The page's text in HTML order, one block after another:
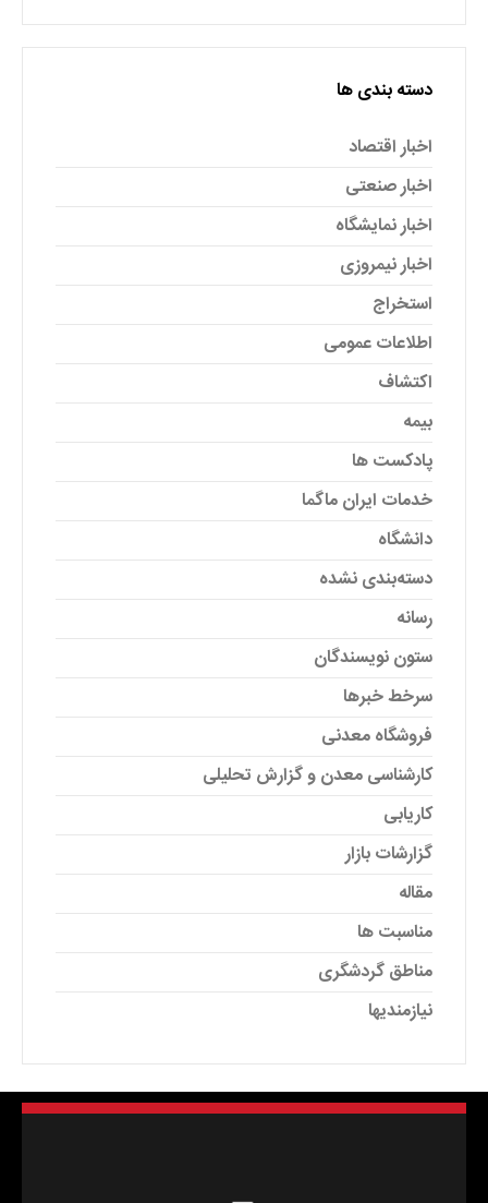
دسته بندی ها
اخبار اقتصاد
اخبار صنعتی
اخبار نمایشگاه
اخبار نیمروزی
استخراج
اطلاعات عمومی
اکتشاف
بیمه
پادکست ها
خدمات ایران ماگما
دانشگاه
دسته‌بندی نشده
رسانه
ستون نویسندگان
سرخط خبرها
فروشگاه معدنی
کارشناسی معدن و گزارش تحلیلی
کاریابی
گزارشات بازار
مقاله
مناسبت ها
مناطق گردشگری
نیازمندیها